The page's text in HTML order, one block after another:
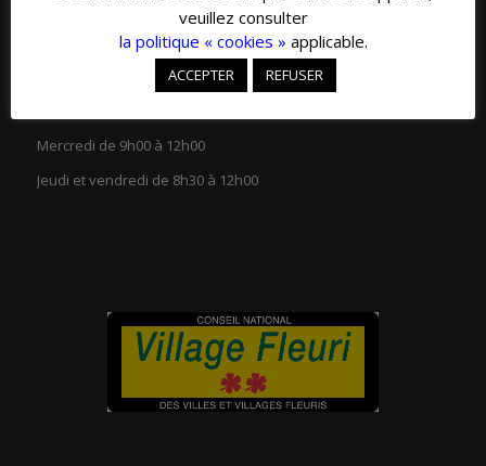
HORAIRES D’OUVERTURE
Mercredi de 9h00 à 12h00
Jeudi et vendredi de 8h30 à 12h00
veuillez consulter
la politique « cookies » applicable.
ACCEPTER REFUSER